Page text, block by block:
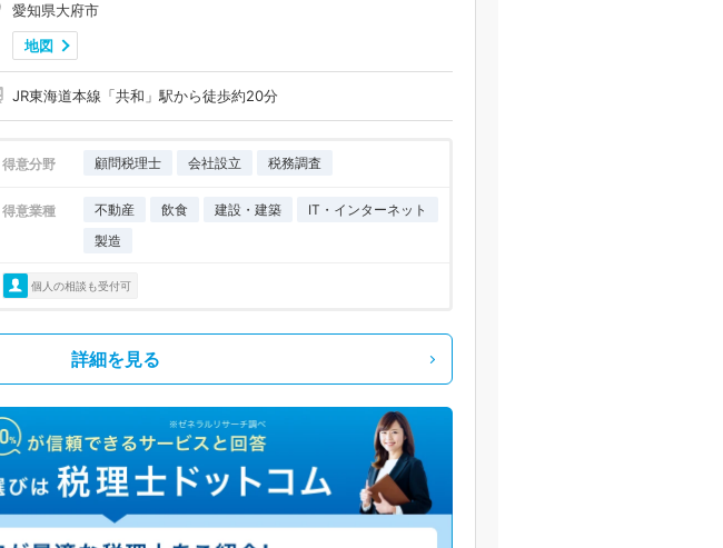
愛知県大府市
地図
JR東海道本線「共和」駅から徒歩約20分
得意分野 顧問税理士 会社設立 税務調査
得意業種 不動産 飲食 建設・建築
IT・インターネット
製造
個人の相談も受付可
詳細を見る